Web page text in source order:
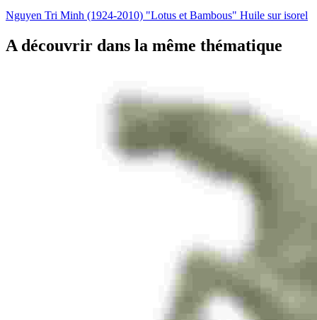
Nguyen Tri Minh (1924-2010) "Lotus et Bambous" Huile sur isorel
A découvrir dans la même thématique